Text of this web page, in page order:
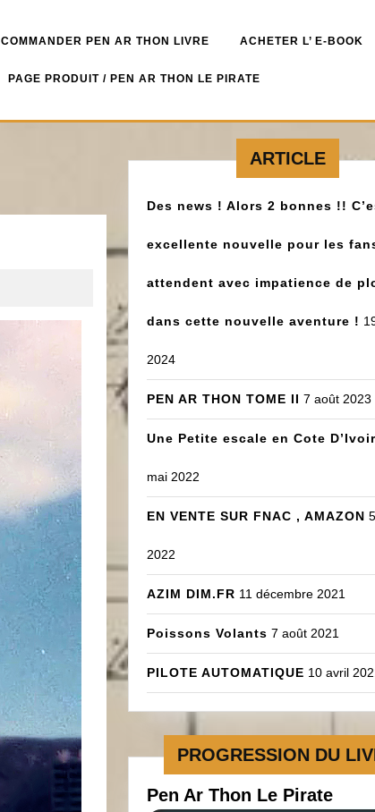
COMMANDER PEN AR THON LIVRE ACHETER L’ E-BOOK
PAGE PRODUIT / PEN AR THON LE PIRATE
ARTICLE
Des news ! Alors 2 bonnes !!
excellente nouvelle pour les
attendent avec impatience de
dans cette nouvelle aventure !
2024
PEN AR THON TOME II 7 août 2023
Une Petite escale en Cote
mai 2022
EN VENTE SUR FNAC , AMAZON
2022
AZIM DIM.FR 11 décembre 2021
Poissons Volants 7 août 2021
PILOTE AUTOMATIQUE 10 avril
PROGRESSION DU
Pen Ar Thon Le Pirate